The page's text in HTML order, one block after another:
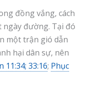
đồng vắng, cách
ngày đường. Tại đó
một trận gió dẫn
hại dân sự, nên
11:34; 33:16; Phục